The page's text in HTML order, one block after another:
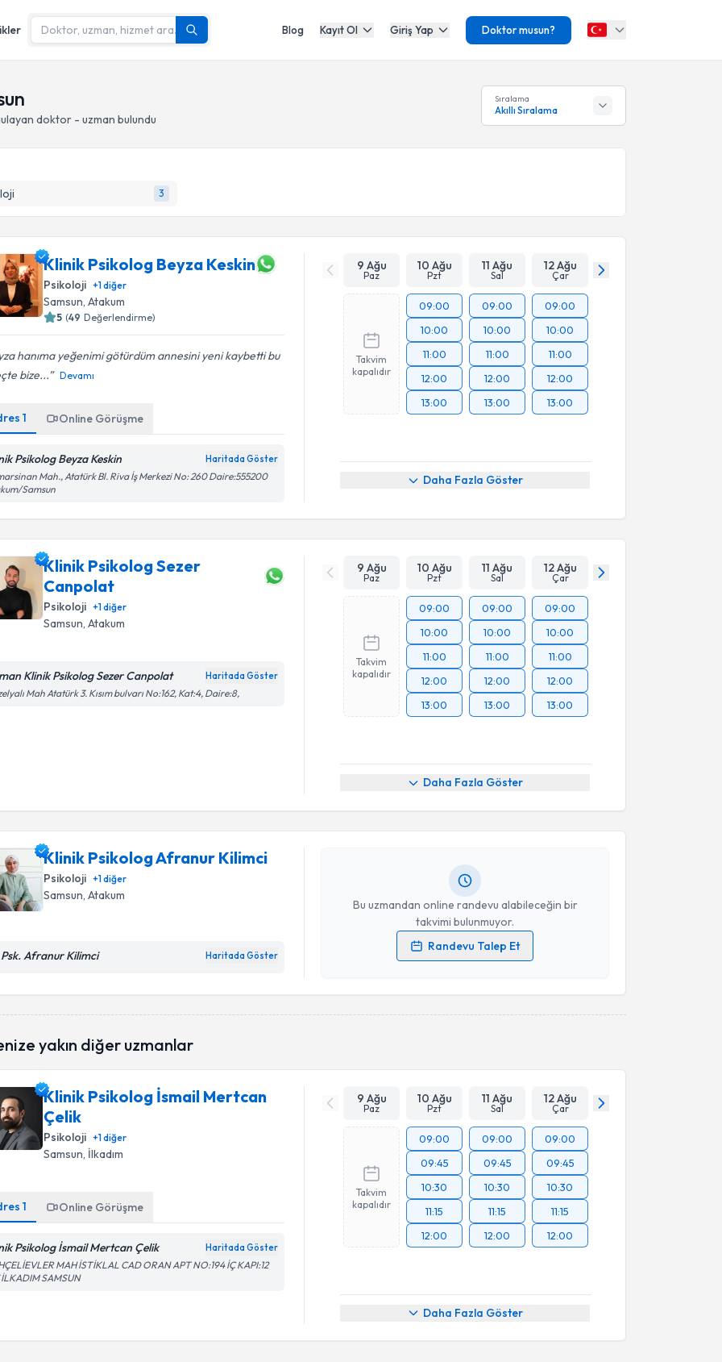
Blog Kayıt Ol Giriş Yap Doktor musun?
doktor - uzman bulundu
Sıralama
Akıllı Sıralama
3
Klinik Psikolog Beyza Keskin
Psikoloji +1diğer
Samsun, Atakum
5 (49 Değerlendirme)
hanıma yeğenimi götürdüm annesini yeni kaybetti bu
bize...
Devamı
1 Online Görüşme
Psikolog Beyza Keskin Haritada Göster
Mah., Atatürk Bl. Riva İş Merkezi No: 260 Daire:555200
Samsun
9 Ağu
Paz
10 Ağu
Pzt
11 Ağu
Sal
12 Ağu
Çar
Takvim
kapalıdır
09:00
10:00
11:00
12:00
13:00
09:00
10:00
11:00
12:00
13:00
09:00
10:00
11:00
12:00
13:00
Daha Fazla Göster
Klinik Psikolog Sezer
Canpolat
Psikoloji +1diğer
Samsun, Atakum
Klinik Psikolog Sezer Canpolat Haritada Göster
Mah Atatürk 3. Kısım bulvarı No:162, Kat:4, Daire:8,
9 Ağu
Paz
10 Ağu
Pzt
11 Ağu
Sal
12 Ağu
Çar
Takvim
kapalıdır
09:00
10:00
11:00
12:00
13:00
09:00
10:00
11:00
12:00
13:00
09:00
10:00
11:00
12:00
13:00
Daha Fazla Göster
Klinik Psikolog Afranur Kilimci
Psikoloji +1diğer
Samsun , Atakum
Afranur Kilimci Haritada Göster
Bu uzmandan online randevu alabileceğin bir
takvimi bulunmuyor.
Randevu Talep Et
Randevu Takvimi Talebi
oluşturun. Size bu uzmandan randevu almanız için bir takvim
hazırlandığında e-posta ile bilgilendireceğiz.
Kişisel verilerimin işlenmesine ilişkinAydınlatma Metni
işlenmesini kabul ediyorum.
yakın diğer uzmanlar
Klinik Psikolog İsmail Mertcan
Çelik
Psikoloji +1diğer
Samsun , İlkadım
1 Online Görüşme
Psikolog İsmail Mertcan Çelik Haritada Göster
MAH İSTİKLAL CAD ORAN APT NO:194 İÇ KAPI:12
İLKADIM SAMSUN
9 Ağu
Paz
10 Ağu
Pzt
11 Ağu
Sal
12 Ağu
Çar
Takvim
kapalıdır
09:00
09:45
10:30
11:15
12:00
09:00
09:45
10:30
11:15
12:00
09:00
09:45
10:30
11:15
12:00
Daha Fazla Göster